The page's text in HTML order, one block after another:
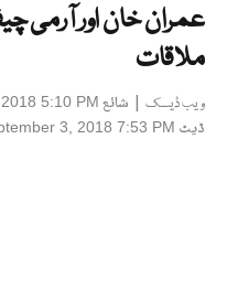
عمران خان اور آرمی
ملاقات
ویب ڈیسک | شائع 5:10 PM
ڈیٹ 3, 2018 7:53 PM